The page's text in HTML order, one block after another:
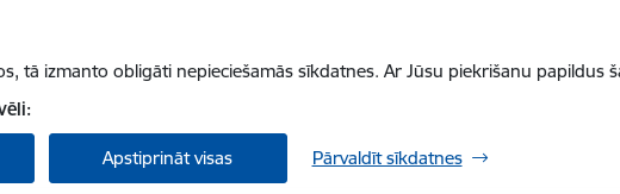
tā izmanto obligāti nepieciešamās sīkdatnes. Ar Jūsu piekrišanu
Apstiprināt visas Pārvaldīt sīkdatnes